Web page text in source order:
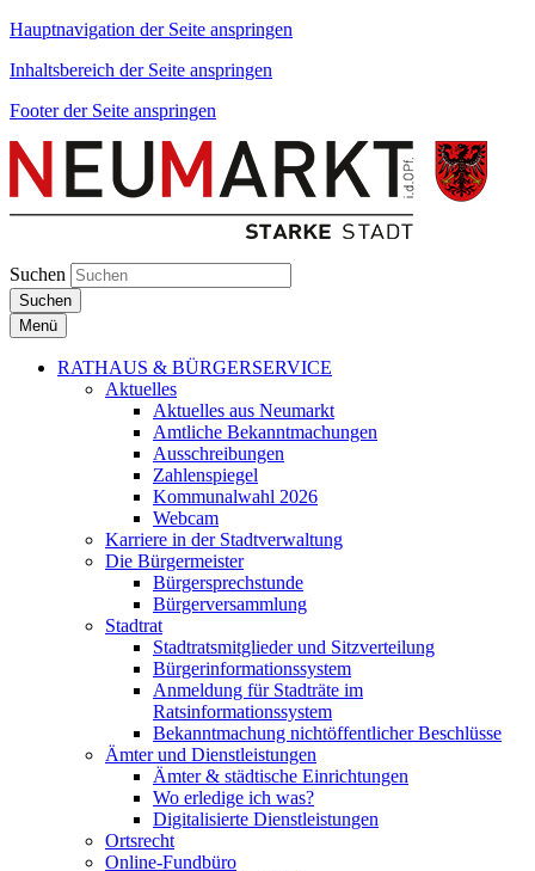
Hauptnavigation der Seite anspringen
Inhaltsbereich der Seite anspringen
Footer der Seite anspringen
Suchen
Suchen
Menü
RATHAUS & BÜRGERSERVICE
Aktuelles
Aktuelles aus Neumarkt
Amtliche Bekanntmachungen
Ausschreibungen
Zahlenspiegel
Kommunalwahl 2026
Webcam
Karriere in der Stadtverwaltung
Die Bürgermeister
Bürgersprechstunde
Bürgerversammlung
Stadtrat
Stadtratsmitglieder und Sitzverteilung
Bürgerinformationssystem
Anmeldung für Stadträte im
Ratsinformationssystem
Bekanntmachung nichtöffentlicher Beschlüsse
Ämter und Dienstleistungen
Ämter & städtische Einrichtungen
Wo erledige ich was?
Digitalisierte Dienstleistungen
Ortsrecht
Online-Fundbüro